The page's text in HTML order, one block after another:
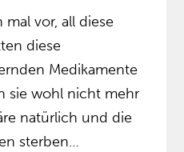
mal vor, all diese
diese
Medikamente
sie wohl nicht mehr
natürlich und die
sterben…